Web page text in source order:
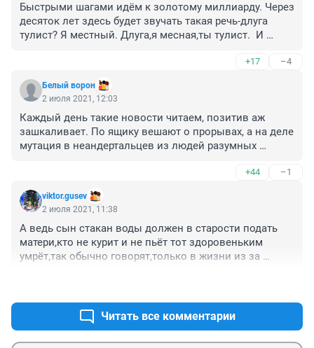
Быстрыми шагами идём к золотому миллиарду. Через
десяток лет здесь будет звучать такая речь-длуга
тулист? Я местный. Длуга,я месная,ты тулист.  И
китайцами и жителями ,,ближнего зарубежья,,+17 –4
Белый ворон
2 июля 2021, 12:03
Каждый день такие новости читаем, позитив аж
зашкаливает. По ящику вешают о прорывах, а на деле
мутация в неандертальцев из людей разумных
+44 –1
viktor.gusev
2 июля 2021, 11:38
А ведь сын стакан воды должен в старости подать
матери,кто не курит и не пьёт тот здоровеньким
умрёт,так обычно говорят,только в жизни из за
Читать все комментарии